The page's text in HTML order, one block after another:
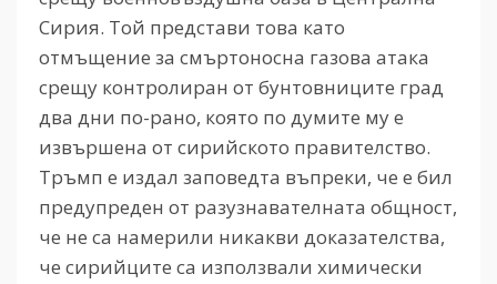
Сирия. Той представи това като
отмъщение за смъртоносна газова атака
срещу контролиран от бунтовниците град
два дни по-рано, която по думите му е
извършена от сирийското правителство.
Тръмп е издал заповедта въпреки, че е бил
предупреден от разузнавателната общност,
че не са намерили никакви доказателства,
че сирийците са използвали химически